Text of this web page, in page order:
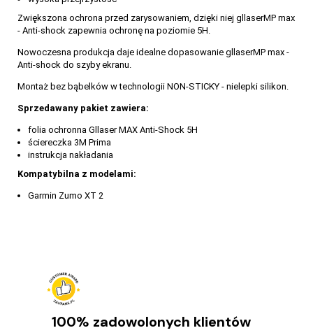
Zwiększona ochrona przed zarysowaniem, dzięki niej gllaserMP max
- Anti-shock zapewnia ochronę na poziomie 5H.
Nowoczesna produkcja daje idealne dopasowanie gllaserMP max -
Anti-shock do szyby ekranu.
Montaż bez bąbelków w technologii NON-STICKY - nielepki silikon.
Sprzedawany pakiet zawiera:
folia ochronna Gllaser MAX Anti-Shock 5H
ściereczka 3M Prima
instrukcja nakładania
Kompatybilna z modelami:
Garmin Zumo XT 2
100% zadowolonych klientów